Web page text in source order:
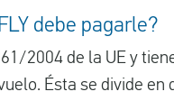
debe pagarle?
2004 de la UE y
Ésta se divide en